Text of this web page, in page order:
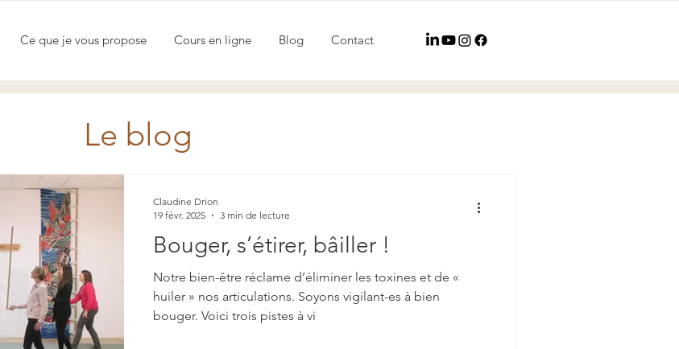
Ce que je vous propose Cours en ligne Blog Contact
Bouger, s’étirer, bâiller !
Notre bien-être réclame d’éliminer les toxines et de «
huiler » nos articulations. Soyons vigilant-es à bien
bouger. Voici trois pistes à vi
Claudine Drion
19 févr. 2025
3 min de lecture
Le blog